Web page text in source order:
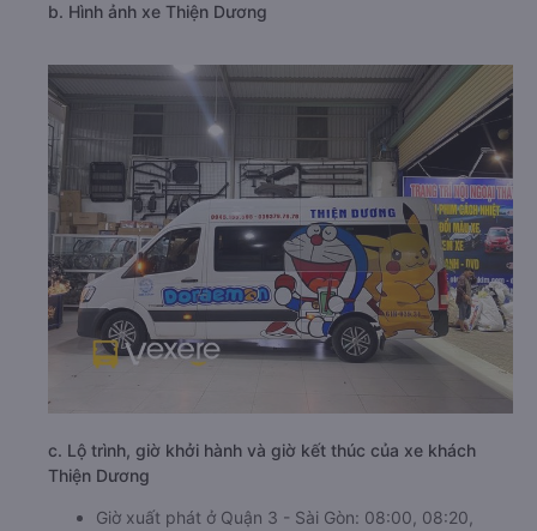
b. Hình ảnh xe Thiện Dương
c. Lộ trình, giờ khởi hành và giờ kết thúc của xe khách
Thiện Dương
Giờ xuất phát ở Quận 3 - Sài Gòn: 08:00, 08:20,